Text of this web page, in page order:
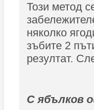
Този метод
няколко
зъбите 2
резултат.
С ябълков